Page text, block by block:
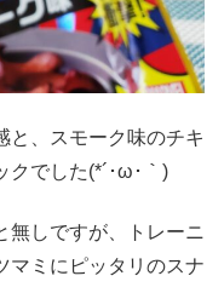
と、スモーク味のチキ
クでした(*´･ω･｀)
無しですが、トレーニ
マミにピッタリのスナ